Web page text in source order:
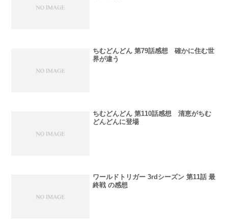
ちむどんどん 第79話感想 確かに住む世
界が違う
ちむどんどん 第110話感想 清恵がちむ
どんどんに登場
ワールドトリガー 3rdシーズン 第11話 最
終戦 の感想